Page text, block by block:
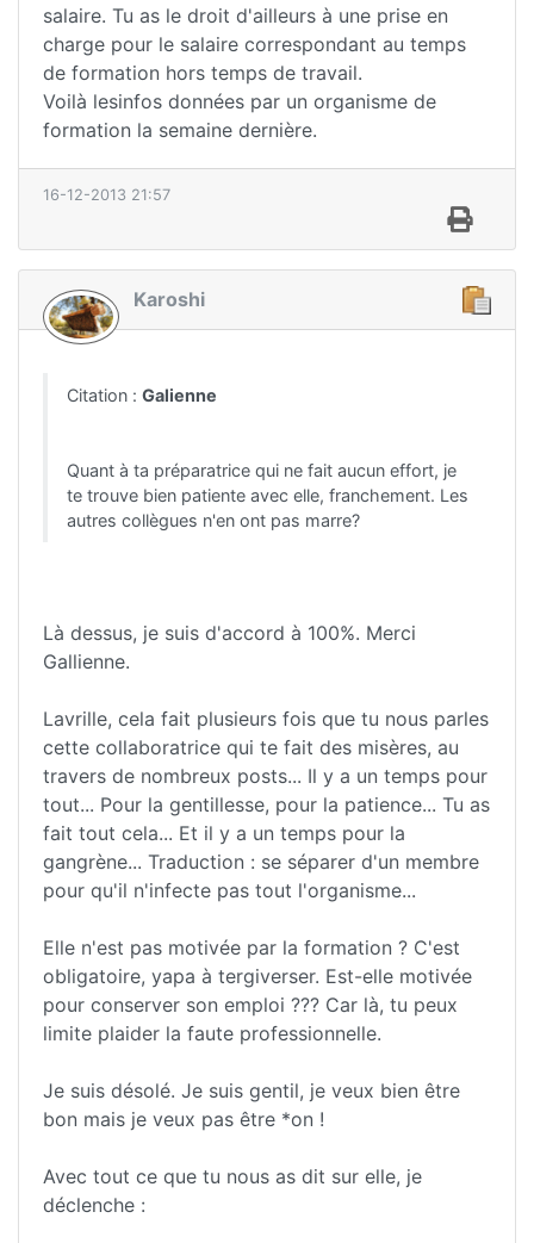
salaire. Tu as le droit d'ailleurs à une prise en
charge pour le salaire correspondant au temps
de formation hors temps de travail.
Voilà lesinfos données par un organisme de
formation la semaine dernière.
16-12-2013 21:57
Karoshi
Citation : Galienne
Quant à ta préparatrice qui ne fait aucun effort, je
te trouve bien patiente avec elle, franchement. Les
autres collègues n'en ont pas marre?
Là dessus, je suis d'accord à 100%. Merci
Gallienne.
Lavrille, cela fait plusieurs fois que tu nous parles
cette collaboratrice qui te fait des misères, au
travers de nombreux posts... Il y a un temps pour
tout... Pour la gentillesse, pour la patience... Tu as
fait tout cela... Et il y a un temps pour la
gangrène... Traduction : se séparer d'un membre
pour qu'il n'infecte pas tout l'organisme...
Elle n'est pas motivée par la formation ? C'est
obligatoire, yapa à tergiverser. Est-elle motivée
pour conserver son emploi ??? Car là, tu peux
limite plaider la faute professionnelle.
Je suis désolé. Je suis gentil, je veux bien être
bon mais je veux pas être *on !
Avec tout ce que tu nous as dit sur elle, je
déclenche :